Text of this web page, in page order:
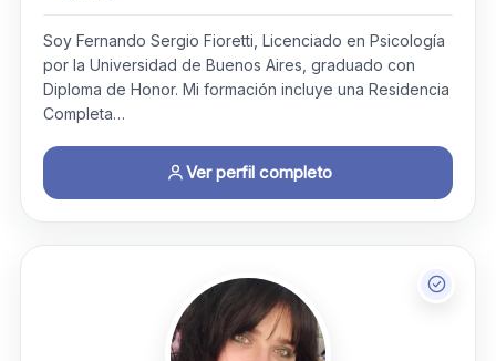
Soy Fernando Sergio Fioretti, Licenciado en Psicología
por la Universidad de Buenos Aires, graduado con
Diploma de Honor. Mi formación incluye una Residencia
Completa…
Ver perfil completo